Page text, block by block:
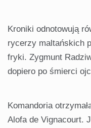
Kroniki odnotowują
rycerzy maltańskich
fryki. Zygmunt
dopiero po śmierci
Komandoria
Alofa de Vignacourt.